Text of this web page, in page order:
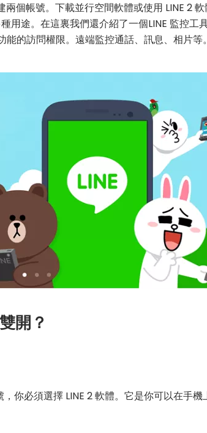
兩個帳號。下載並行空間軟體或使用 LINE 2
用途。在這裏我們還介紹了一個LINE 監控工
的訪問權限。遠端監控通話、訊息、相片等。
開？
你必須選擇 LINE 2 軟體。它是你可以在手